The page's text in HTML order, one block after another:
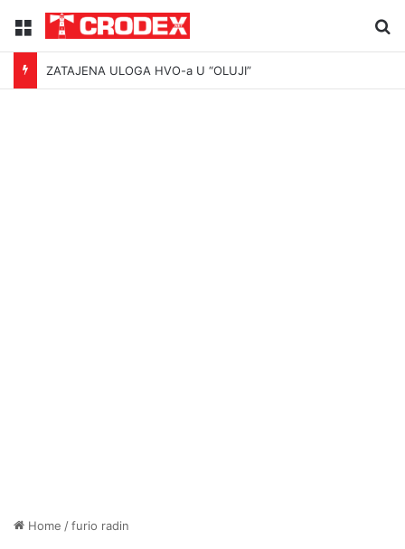
Menu
ZATAJENA ULOGA HVO-a U “OLUJI”
Home /furio radin